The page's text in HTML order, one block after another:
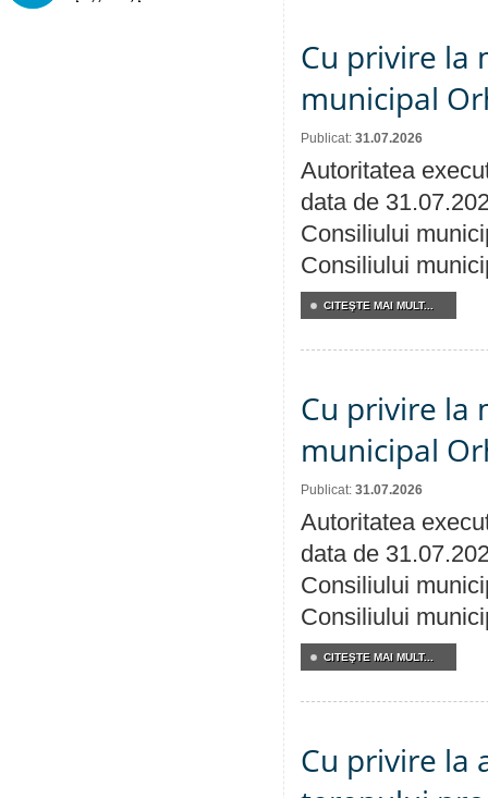
Cu privire la
municipal
Publicat: 31.07.2026
Autoritatea
data de
Consiliului
Consiliului
CITEŞTE MAI MULT...
Cu privire la
municipal
Publicat: 31.07.2026
Autoritatea
data de
Consiliului
Consiliului
CITEŞTE MAI MULT...
Cu privire la